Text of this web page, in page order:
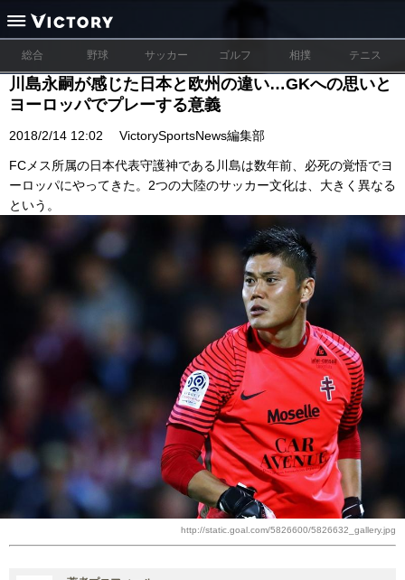
総合 野球 サッカー ゴルフ 相撲 テニス
川島永嗣が感じた日本と欧州の違い…GKへの思いと
ヨーロッパでプレーする意義
2018/2/14 12:02 VictorySportsNews編集部
FCメス所属の日本代表守護神である川島は数年前、必死の覚悟でヨ
ーロッパにやってきた。2つの大陸のサッカー文化は、大きく異なる
という。
http://static.goal.com/5826600/5826632_gallery.jpg